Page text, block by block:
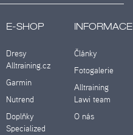
E-SHOP
Dresy
Alltraining.cz
Garmin
Nutrend
Doplňky
Specialized
INFORMACE
Články
Fotogalerie
Alltraining
Lawi team
O nás